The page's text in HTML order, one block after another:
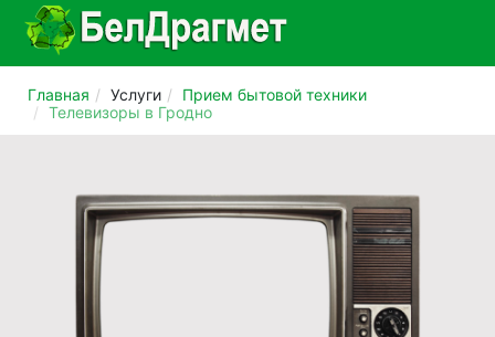
Главная Услуги
Прием бытовой техники
Телевизоры в Гродно